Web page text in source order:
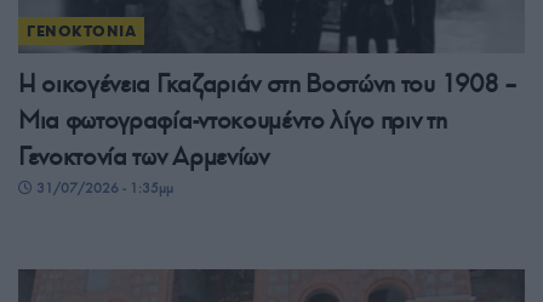
ΓΕΝΟΚΤΟΝΙΑ
Η οικογένεια Γκαζαριάν στη Βοστώνη του 1908 –
Μια φωτογραφία-ντοκουμέντο λίγο πριν τη
Γενοκτονία των Αρμενίων
31/07/2026 - 1:35μμ